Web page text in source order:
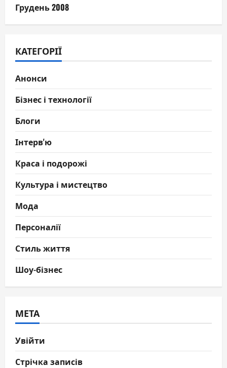
Грудень 2008
КАТЕГОРІЇ
Анонси
Бізнес і технології
Блоги
Інтерв'ю
Краса і подорожі
Культура і мистецтво
Мода
Персоналії
Стиль життя
Шоу-бізнес
МЕТА
Увійти
Стрічка записів